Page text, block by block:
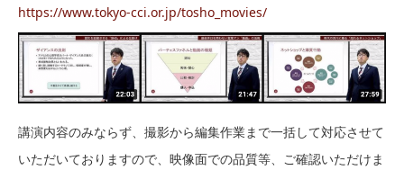
https://www.tokyo-cci.or.jp/tosho_movies/
講演内容のみならず、撮影から編集作業まで一括して対応させて
いただいておりますので、映像面での品質等、ご確認いただけま